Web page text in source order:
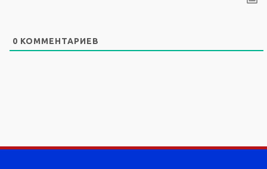
0 КОММЕНТАРИЕВ